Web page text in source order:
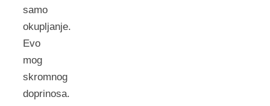
samo
okupljanje.
Evo
mog
skromnog
doprinosa.